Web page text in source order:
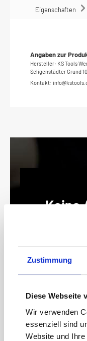
Zustimmung
Diese Webseite
Wir verwenden
essenziell sind
Website und
Eigenschaften
Angaben zur
Hersteller: KS Tools
Seligenstädter Grund
Kontakt:
Keine
15
Bleiben Sie
Newsletter
Aktionen und
E-
Mail-
Adresse*